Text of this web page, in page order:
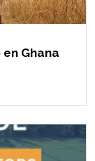
Ghana